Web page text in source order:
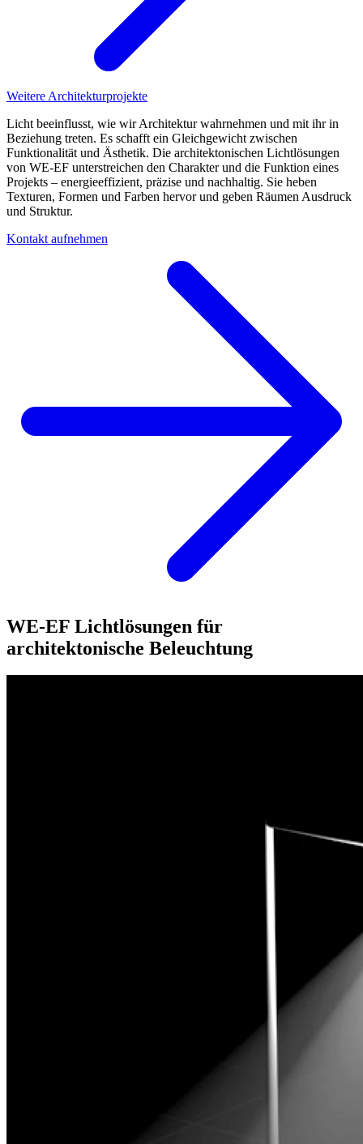
Weitere Architekturprojekte
Licht beeinflusst, wie wir Architektur wahrnehmen und mit ihr in
Beziehung treten. Es schafft ein Gleichgewicht zwischen
Funktionalität und Ästhetik. Die architektonischen Lichtlösungen
von WE-EF unterstreichen den Charakter und die Funktion eines
Projekts – energieeffizient, präzise und nachhaltig. Sie heben
Texturen, Formen und Farben hervor und geben Räumen Ausdruck
und Struktur.
Kontakt aufnehmen
WE-EF Lichtlösungen für
architektonische Beleuchtung